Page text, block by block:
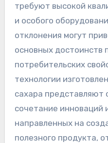
требуют высокой
и особого
отклонения могут
основных достоинств
потребительских
технологии
сахара представляют
сочетание инноваций
направленных на
полезного продукта,